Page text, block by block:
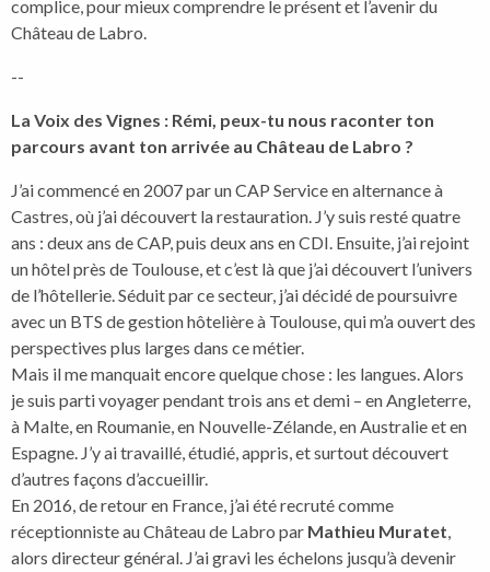
complice, pour mieux comprendre le présent et l’avenir du
Château de Labro.
--
La Voix des Vignes : Rémi, peux-tu nous raconter ton
parcours avant ton arrivée au Château de Labro ?
J’ai commencé en 2007 par un CAP Service en alternance à
Castres, où j’ai découvert la restauration. J’y suis resté quatre
ans : deux ans de CAP, puis deux ans en CDI. Ensuite, j’ai rejoint
un hôtel près de Toulouse, et c’est là que j’ai découvert l’univers
de l’hôtellerie. Séduit par ce secteur, j’ai décidé de poursuivre
avec un BTS de gestion hôtelière à Toulouse, qui m’a ouvert des
perspectives plus larges dans ce métier.
Mais il me manquait encore quelque chose : les langues. Alors
je suis parti voyager pendant trois ans et demi – en Angleterre,
à Malte, en Roumanie, en Nouvelle-Zélande, en Australie et en
Espagne. J’y ai travaillé, étudié, appris, et surtout découvert
d’autres façons d’accueillir.
En 2016, de retour en France, j’ai été recruté comme
réceptionniste au Château de Labro par Mathieu Muratet,
alors directeur général. J’ai gravi les échelons jusqu’à devenir